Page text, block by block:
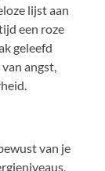
lijst aan
een roze
geleefd
angst,
van je